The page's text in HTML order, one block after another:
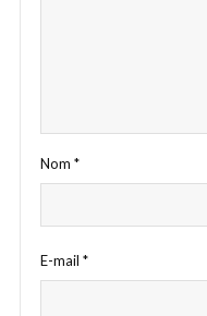
Nom *
E-mail *